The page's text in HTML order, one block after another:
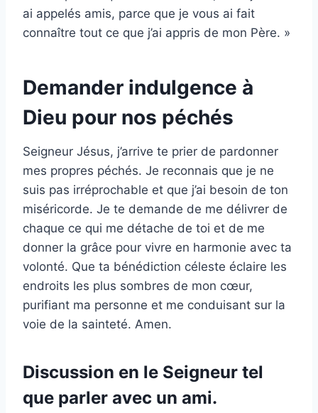
ai appelés amis, parce que je vous ai fait
connaître tout ce que j’ai appris de mon Père. »
Demander indulgence à
Dieu pour nos péchés
Seigneur Jésus, j’arrive te prier de pardonner
mes propres péchés. Je reconnais que je ne
suis pas irréprochable et que j’ai besoin de ton
miséricorde. Je te demande de me délivrer de
chaque ce qui me détache de toi et de me
donner la grâce pour vivre en harmonie avec ta
volonté. Que ta bénédiction céleste éclaire les
endroits les plus sombres de mon cœur,
purifiant ma personne et me conduisant sur la
voie de la sainteté. Amen.
Discussion en le Seigneur tel
que parler avec un ami.